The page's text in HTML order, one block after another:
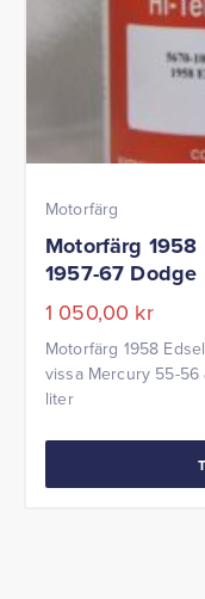
Motorfärg
Motorfärg 1958
1957-67 Dodge
1 050,00 kr
Motorfärg 1958
vissa Mercury 55-
liter